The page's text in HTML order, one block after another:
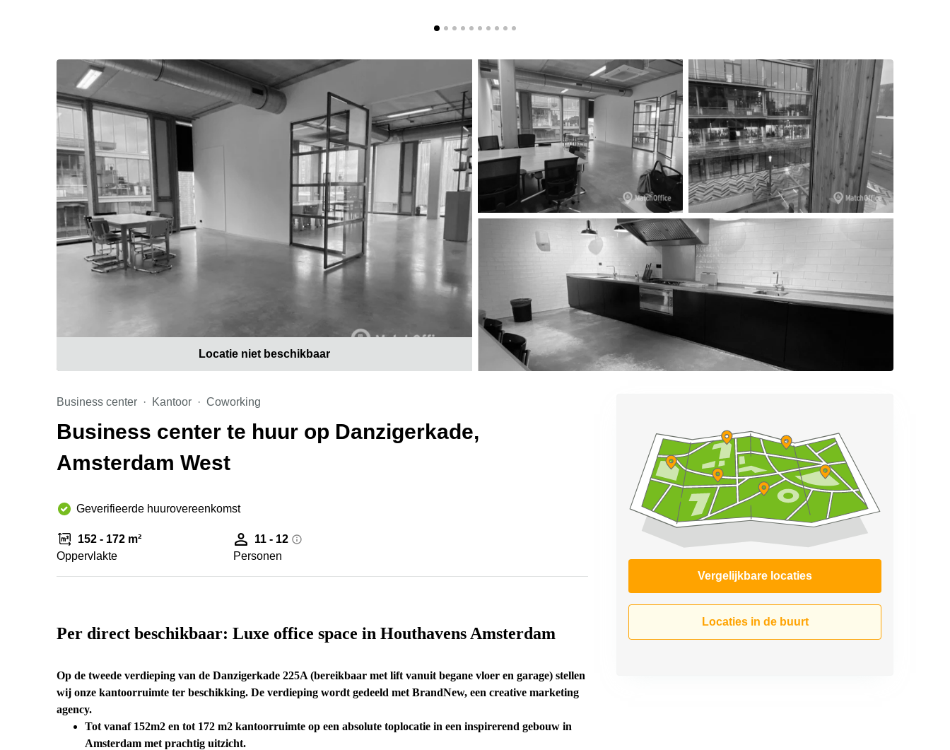
Locatie niet beschikbaar
Business center Kantoor Coworking
Business center te huur op Danzigerkade,
Amsterdam West
Geverifieerde huurovereenkomst
152 - 172 m²
Oppervlakte
11 - 12
Personen
Vergelijkbare locaties
Locaties in de buurt
Per direct beschikbaar: Luxe office space in Houthavens Amsterdam
Op de tweede verdieping van de Danzigerkade 225A (bereikbaar met lift vanuit begane vloer en garage) stellen
wij onze kantoorruimte ter beschikking. De verdieping wordt gedeeld met BrandNew, een creative marketing
agency.
Tot vanaf 152m2 en tot 172 m2 kantoorruimte op een absolute toplocatie in een inspirerend gebouw in
Amsterdam met prachtig uitzicht.